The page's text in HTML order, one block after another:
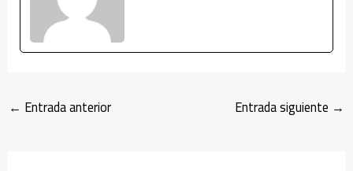
← Entrada anterior Entrada siguiente →